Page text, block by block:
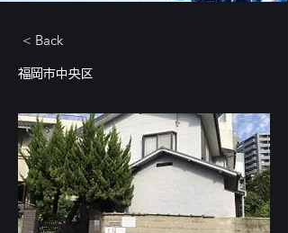
< Back
福岡市中央区